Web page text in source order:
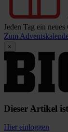
Jeden Tag ein
Zum
×
Dieser Artikel
Hier einloggen